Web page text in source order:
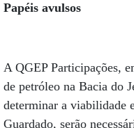
Papéis avulsos
A QGEP Participações,
de petróleo na Bacia do
determinar a viabilidade
Guardado, serão